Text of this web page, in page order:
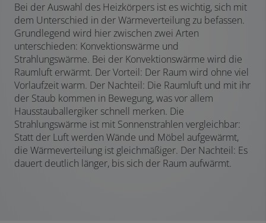
Bei der Auswahl des Heizkörpers ist es wichtig, sich mit
dem Unterschied in der Wärmeverteilung zu befassen.
Grundlegend wird hier zwischen zwei Arten
unterschieden: Konvektionswärme und
Strahlungswärme. Bei der Konvektionswärme wird die
Raumluft erwärmt. Der Vorteil: Der Raum wird ohne viel
Vorlaufzeit warm. Der Nachteil: Die Raumluft und mit ihr
der Staub kommen in Bewegung, was vor allem
Hausstauballergiker schnell merken. Die
Strahlungswärme ist mit Sonnenstrahlen vergleichbar:
Statt der Luft werden Wände und Möbel aufgewärmt,
die Wärmeverteilung ist gleichmäßiger. Der Nachteil: Es
dauert deutlich länger, bis sich der Raum aufwärmt.